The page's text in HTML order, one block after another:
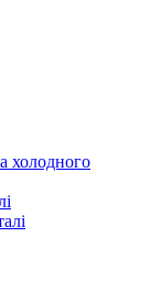
холодного